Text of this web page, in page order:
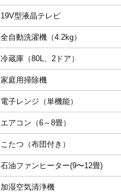
19V型液晶テレビ
全自動洗濯機（4.2kg）
冷蔵庫（80L、2ドア）
家庭用掃除機
電子レンジ（単機能）
エアコン（6～8畳）
こたつ（布団付き）
石油ファンヒーター(9〜12畳)
加湿空気清浄機